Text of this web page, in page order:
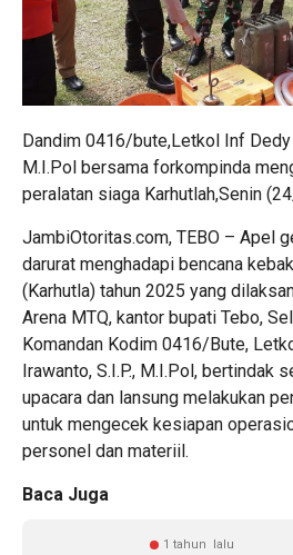
Dandim 0416/bute,Letkol Inf Dedy
M.I.Pol bersama forkompinda
peralatan siaga Karhutlah,Senin
JambiOtoritas.com, TEBO – Apel
darurat menghadapi bencana
(Karhutla) tahun 2025 yang
Arena MTQ, kantor bupati Tebo,
Komandan Kodim 0416/Bute,
Irawanto, S.I.P., M.I.Pol, bertindak
upacara dan lansung melakukan
untuk mengecek kesiapan
personel dan materiil.
Baca Juga
1 tahun lalu